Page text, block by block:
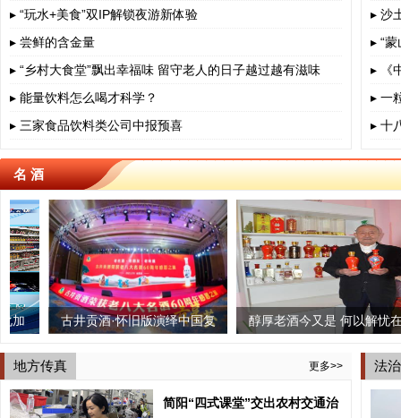
▸ “玩水+美食”双IP解锁夜游新体验
▸ 尝鲜的含金量
▸ “乡村大食堂”飘出幸福味 留守老人的日子越过越有滋味
▸ 能量饮料怎么喝才科学？
▸ 三家食品饮料类公司中报预喜
▸ 沙
▸ “
▸ 《
▸ 一
▸ 十
名 酒
井贡酒·怀旧版演绎中国复
醇厚老酒今又是 何以解忧在
推进
根 “泰茶”老字号生根
雅安蔡龙茶业：匠心制茶,一
古法榨
地方传真 更多>>
简阳“四式课堂”交出农村交通治
法